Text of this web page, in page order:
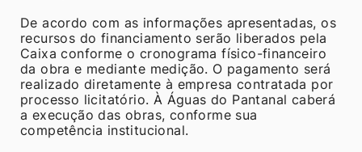
De acordo com as informações apresentadas, os
recursos do financiamento serão liberados pela
Caixa conforme o cronograma físico-financeiro
da obra e mediante medição. O pagamento será
realizado diretamente à empresa contratada por
processo licitatório. À Águas do Pantanal caberá
a execução das obras, conforme sua
competência institucional.